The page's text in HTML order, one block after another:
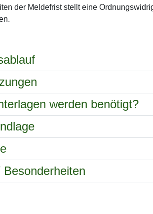
der Meldefrist stellt eine
werden benötigt?
Besonderheiten